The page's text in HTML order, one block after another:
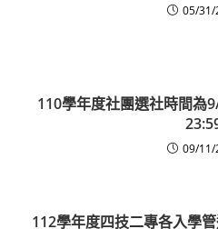
05/31/
110學年度社團選社時間為
09/11/
112學年度四技二專各入學